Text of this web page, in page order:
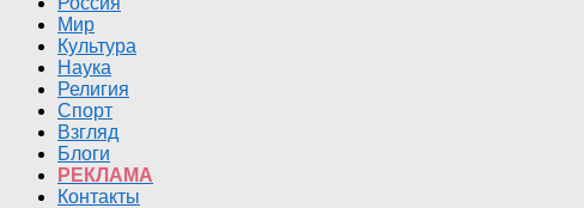
Мир
Культура
Наука
Религия
Спорт
Взгляд
Блоги
РЕКЛАМА
Контакты